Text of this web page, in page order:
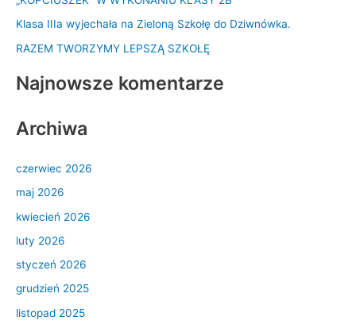
lKlasa IIIa wyjechała na Zieloną Szkołę do Dziwnówka.
RAZEM TWORZYMY LEPSZĄ SZKOŁĘ
Najnowsze komentarze
Archiwa
czerwiec 2026
maj 2026
kwiecień 2026
luty 2026
styczeń 2026
grudzień 2025
listopad 2025